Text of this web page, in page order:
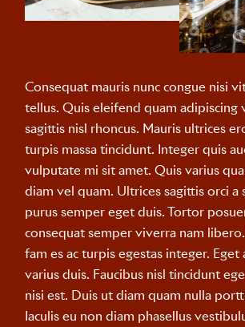
Consequat mauris nunc congue nisi
tellus. Quis eleifend quam adipiscing
sagittis nisl rhoncus. Mauris ultrices
turpis massa tincidunt. Integer quis
vulputate mi sit amet. Quis varius
diam vel quam. Ultrices sagittis orci a
purus semper eget duis. Tortor
consequat semper viverra nam
fam es ac turpis egestas integer. Eget
varius duis. Faucibus nisl tincidunt
nisi est. Duis ut diam quam nulla
Iaculis eu non diam phasellus